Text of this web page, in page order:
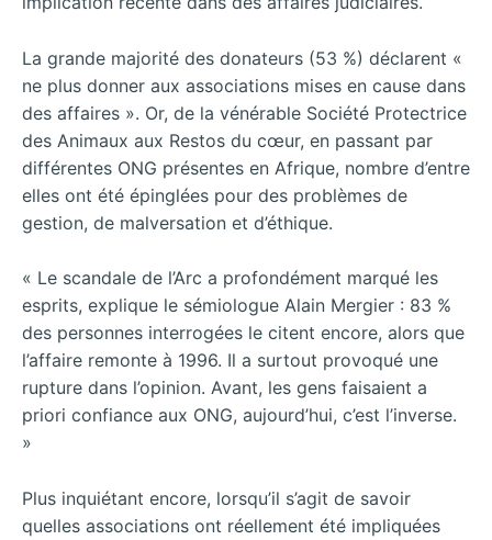
La grande majorité des donateurs (53 %) déclarent «
ne plus donner aux associations mises en cause dans
des affaires ». Or, de la vénérable Société Protectrice
des Animaux aux Restos du cœur, en passant par
différentes ONG présentes en Afrique, nombre d’entre
elles ont été épinglées pour des problèmes de
gestion, de malversation et d’éthique.
« Le scandale de l’Arc a profondément marqué les
esprits, explique le sémiologue Alain Mergier : 83 %
des personnes interrogées le citent encore, alors que
l’affaire remonte à 1996. Il a surtout provoqué une
rupture dans l’opinion. Avant, les gens faisaient a
priori confiance aux ONG, aujourd’hui, c’est l’inverse.
»
Plus inquiétant encore, lorsqu’il s’agit de savoir
quelles associations ont réellement été impliquées